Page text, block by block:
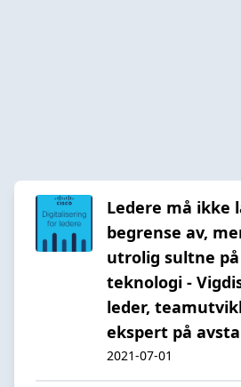
Ledere må ikke
begrense av,
utrolig sultne
teknologi -
leder,
ekspert på
2021-07-01